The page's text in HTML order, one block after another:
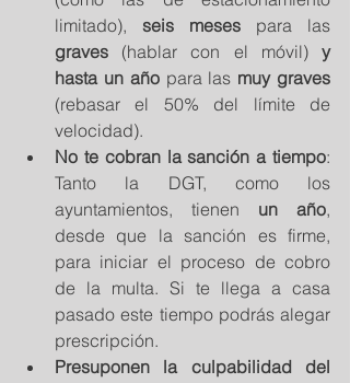
limitado), seis meses
graves (hablar con el móvil) y
hasta un año para las muy graves
(rebasar el 50% del límite de
velocidad).
No te cobran la sanción a tiempo:
Tanto la DGT, como los
ayuntamientos, tienen un año,
desde que la sanción es firme,
para iniciar el proceso de cobro
de la multa. Si te llega a casa
pasado este tiempo podrás alegar
prescripción.
Presuponen la culpabilidad del